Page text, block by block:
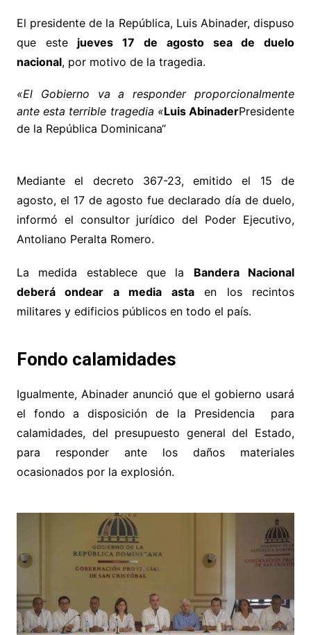
El presidente de la República, Luis Abinader, dispuso
que este jueves 17 de agosto sea de duelo
nacional, por motivo de la tragedia.
«El Gobierno va a responder proporcionalmente
ante esta terrible tragedia «Luis AbinaderPresidente
de la República Dominicana“
Mediante el decreto 367-23, emitido el 15 de
agosto, el 17 de agosto fue declarado día de duelo,
informó el consultor jurídico del Poder Ejecutivo,
Antoliano Peralta Romero.
La medida establece que la Bandera Nacional
deberá ondear a media astaen los recintos
militares y edificios públicos en todo el país.
Fondo calamidades
Igualmente, Abinader anunció que el gobierno usará
el fondo a disposición de la Presidencia para
calamidades, del presupuesto general del Estado,
para responder ante los daños materiales
ocasionados por la explosión.